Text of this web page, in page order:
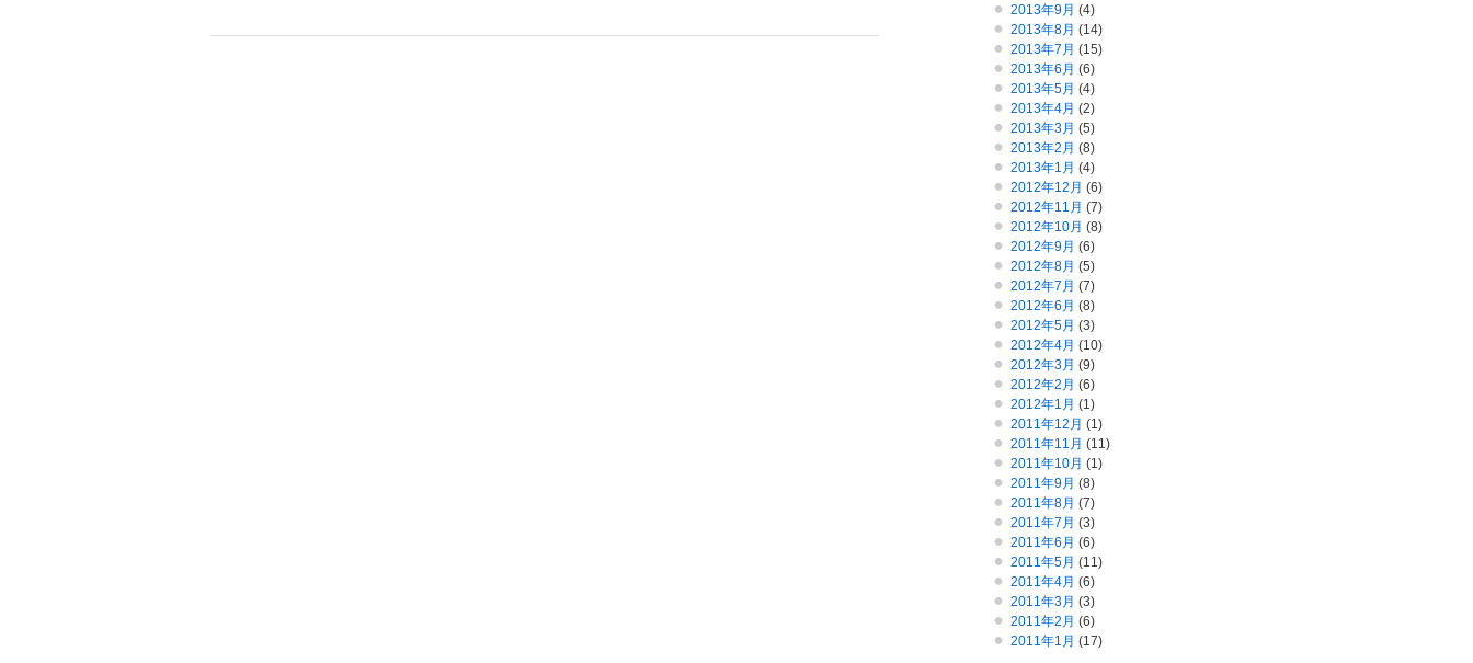
2013年9月 (4)
2013年8月 (14)
2013年7月 (15)
2013年6月 (6)
2013年5月 (4)
2013年4月 (2)
2013年3月 (5)
2013年2月 (8)
2013年1月 (4)
2012年12月 (6)
2012年11月 (7)
2012年10月 (8)
2012年9月 (6)
2012年8月 (5)
2012年7月 (7)
2012年6月 (8)
2012年5月 (3)
2012年4月 (10)
2012年3月 (9)
2012年2月 (6)
2012年1月 (1)
2011年12月 (1)
2011年11月 (11)
2011年10月 (1)
2011年9月 (8)
2011年8月 (7)
2011年7月 (3)
2011年6月 (6)
2011年5月 (11)
2011年4月 (6)
2011年3月 (3)
2011年2月 (6)
2011年1月 (17)